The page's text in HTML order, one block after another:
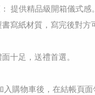
提供精品級開箱儀式感
寫紙材質，寫完後對方
十足，送禮首選。
購物車後，在結帳頁面